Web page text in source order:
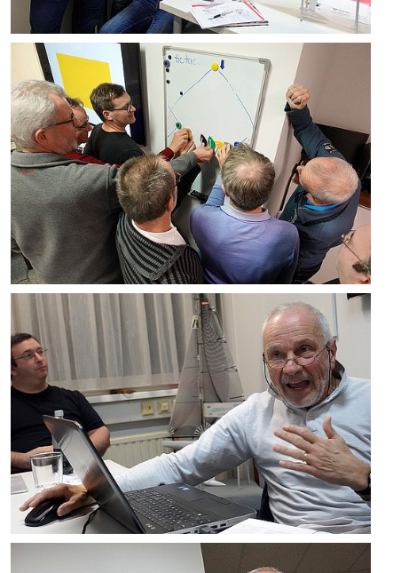
zur FB2 -
Club-Segelyacht
DAISY DUCK
Organigramm
Segel-Bundesliga
CROATIA 300
Veranstaltungen
Blog-Archiv
Gutschein
Crewbörse
Schwarzes Brett
VereinOnline
YCA Bootsbriefe